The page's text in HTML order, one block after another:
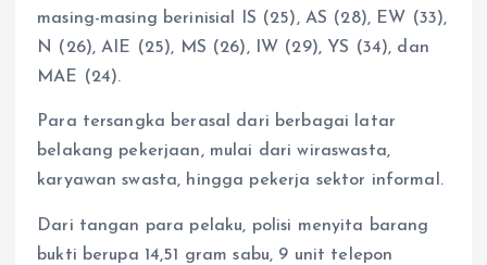
masing-masing berinisial IS (25), AS (28), EW (33),
N (26), AIE (25), MS (26), IW (29), YS (34), dan
MAE (24).
Para tersangka berasal dari berbagai latar
belakang pekerjaan, mulai dari wiraswasta,
karyawan swasta, hingga pekerja sektor informal.
Dari tangan para pelaku, polisi menyita barang
bukti berupa 14,51 gram sabu, 9 unit telepon